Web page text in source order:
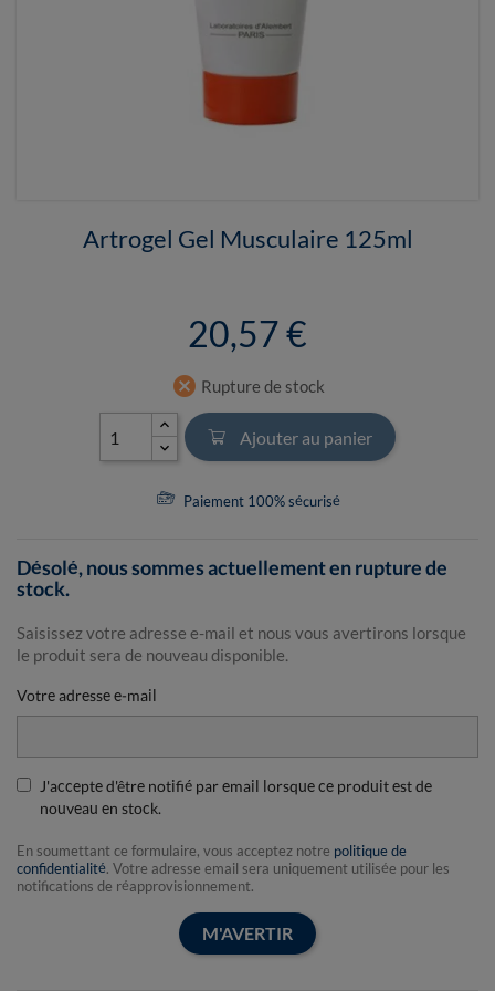
Artrogel Gel Musculaire 125ml
20,57 €
cancel Rupture de stock
Ajouter au panier
Paiement 100% sécurisé
Désolé, nous sommes actuellement en rupture de
stock.
Saisissez votre adresse e-mail et nous vous avertirons lorsque
le produit sera de nouveau disponible.
Votre adresse e-mail
J'accepte d'être notifié par email lorsque ce produit est de
nouveau en stock.
En soumettant ce formulaire, vous acceptez notre politique de
confidentialité. Votre adresse email sera uniquement utilisée pour les
notifications de réapprovisionnement.
M'AVERTIR